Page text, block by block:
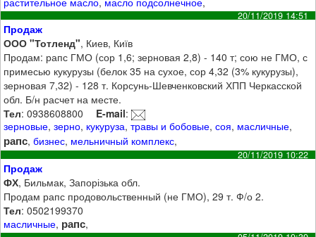
20/11/2019 14:51
Продаж
ООО "Тотленд", Киев, Київ
Продам: рапс ГМО (сор 1,6; зерновая 2,8) - 140 т; сою не ГМО, с
примесью кукурузы (белок 35 на сухое, сор 4,32 (3% кукурузы),
зерновая 7,32) - 128 т. Корсунь-Шевченковский ХПП Черкасской
обл. Б/н расчет на месте.
Тел: 0938608800 E-mail:
зерновые,зерно, кукуруза,травы и бобовые,соя, масличные,
рапс,бизнес, мельничный комплекс,
20/11/2019 10:22
Продаж
ФХ, Бильмак, Запорізька обл.
Продам рапс продовольственный (не ГМО), 29 т. Ф/о 2.
Тел: 0502199370
масличные, рапс,